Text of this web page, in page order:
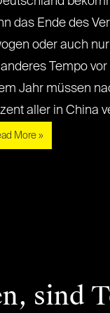
das Ende des
oder auch
Tempo
Jahr müssen
aller in China
More »
sind